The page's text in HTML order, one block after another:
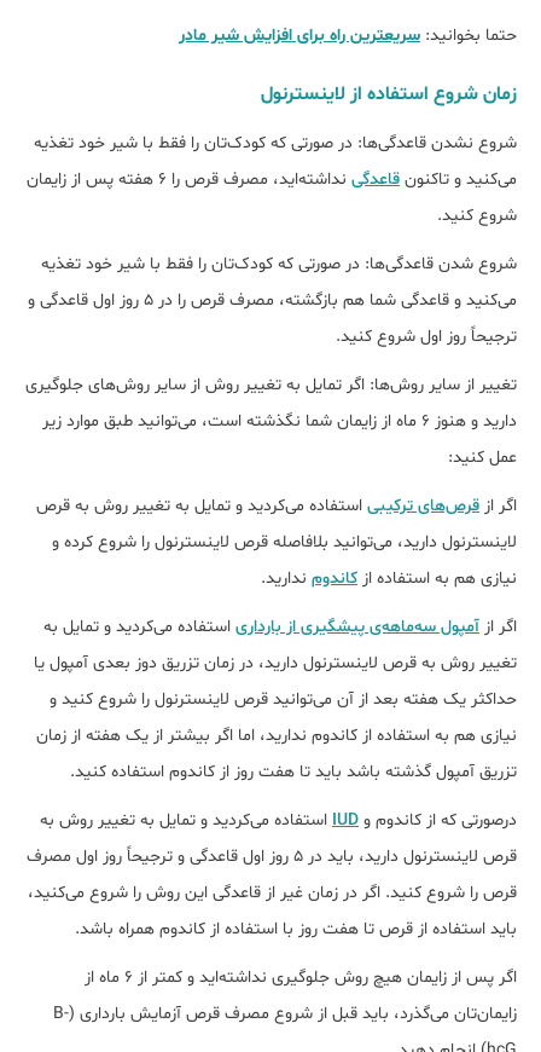
حتما بخوانید: سریعترین راه برای افزایش شیر مادر
زمان شروع استفاده از لاینسترنول
شروع نشدن قاعدگی‌ها: در صورتی که کودک‌تان را فقط با شیر خود تغذیه
می‌کنید و تاکنون قاعدگی
نداشته‌اید، مصرف قرص را 6 هفته پس از زایمان
شروع کنید.
شروع شدن قاعدگی‌ها: در صورتی که کودک‌تان را فقط با شیر خود تغذیه
می‌کنید و قاعدگی شما هم بازگشته، مصرف قرص را در 5 روز اول قاعدگی و
ترجیحاً روز اول شروع کنید.
تغییر از سایر روش‌ها: اگر تمایل به تغییر روش از سایر روش‌های جلوگیری
دارید و هنوز 6 ماه از زایمان شما نگذشته است، می‌توانید طبق موارد زیر
عمل کنید:
اگر از قرص‌های ترکیبی استفاده می‌کردید و تمایل به تغییر روش به قرص
لاینسترنول دارید، می‌توانید بلافاصله قرص لاینسترنول را شروع کرده و
نیازی هم به استفاده از کاندوم ندارید.
اگر از آمپول سه‌ماهه‌ی پیشگیری از بارداری استفاده می‌کردید و تمایل به
تغییر روش به قرص لاینسترنول دارید، در زمان تزریق دوز بعدی آمپول یا
حداکثر یک هفته بعد از آن می‌توانید قرص لاینسترنول را شروع کنید و
نیازی هم به استفاده از کاندوم ندارید، اما اگر بیشتر از یک هفته از زمان
تزریق آمپول گذشته باشد باید تا هفت روز از کاندوم استفاده کنید.
درصورتی که از کاندوم و IUD استفاده می‌کردید و تمایل به تغییر روش به
قرص لاینسترنول دارید، باید در 5 روز اول قاعدگی و ترجیحاً روز اول مصرف
قرص را شروع کنید. اگر در زمان غیر از قاعدگی این روش را شروع می‌کنید،
باید استفاده از قرص تا هفت روز با استفاده از کاندوم همراه باشد.
اگر پس از زایمان هیچ روش جلوگیری نداشته‌اید و کمتر از 6 ماه از
زایمان‌تان می‌گذرد، باید قبل از شروع مصرف قرص آزمایش بارداری (B-